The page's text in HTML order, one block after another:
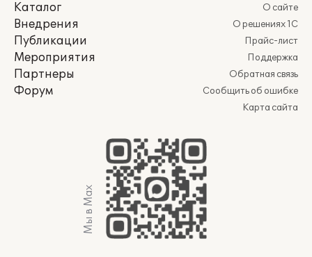
Каталог
Внедрения
Публикации
Мероприятия
Партнеры
Форум
О сайте
О решениях 1С
Прайс-лист
Поддержка
Обратная связь
Сообщить об ошибке
Карта сайта
Мы в Max